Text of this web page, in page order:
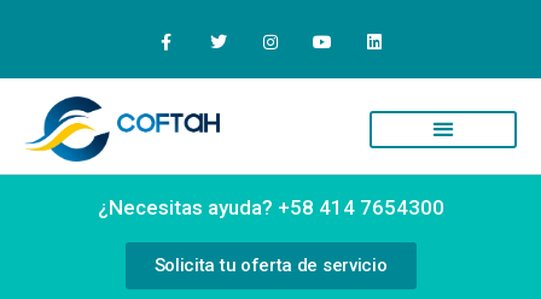
¿Necesitas ayuda? +58 414 7654300
Solicita tu oferta de servicio